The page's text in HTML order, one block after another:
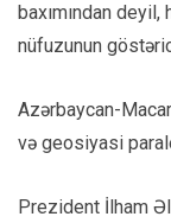
baxımından
nüfuzunun
Azərbaycan-
və geosiyasi
Prezident İlham